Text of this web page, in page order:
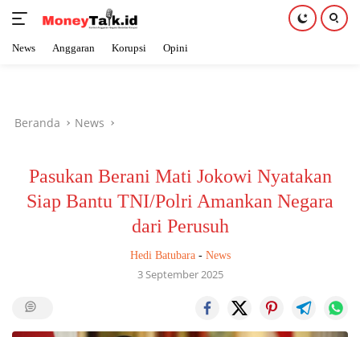
News Anggaran Korupsi Opini
Beranda News
Pasukan Berani Mati Jokowi Nyatakan
Siap Bantu TNI/Polri Amankan Negara
dari Perusuh
Hedi Batubara- News
3 September 2025